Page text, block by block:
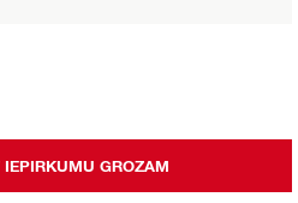
IEPIRKUMU GROZAM